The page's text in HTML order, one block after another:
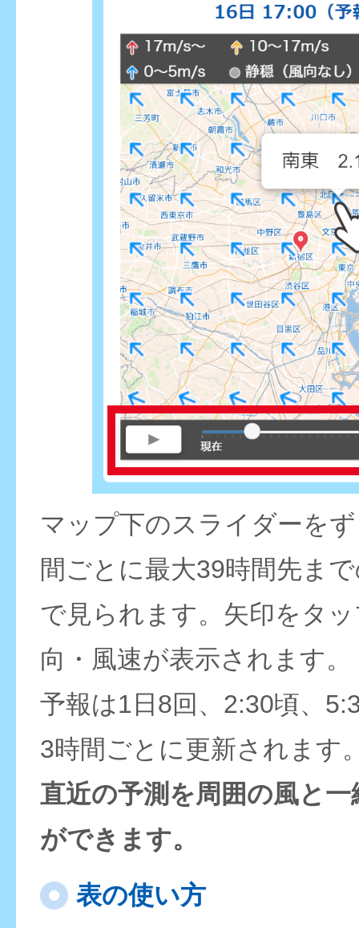
マップ下のスライダーを
間ごとに最大39時間先ま
で見られます。矢印をタ
向・風速が表示されます。
予報は1日8回、2:30頃、
3時間ごとに更新されます
直近の予測を周囲の風と
ができます。
表の使い方